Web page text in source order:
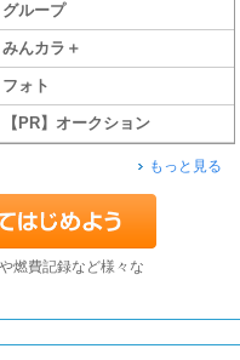
グループ
みんカラ＋
フォト
【PR】オークション
もっと見る
燃費記録など様々な